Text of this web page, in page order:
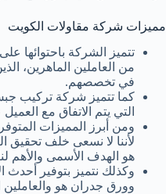
مميزات شركة مقاولات الكويت
تتميز الشركة باحتوائها
في تخصصهم.
كما تتميز شركة تركيب جبس
التي يتم الاتفاق مع العميل
ومن أبرز المميزات
لأننا لا نسعى خلف تحقيق
هو الهدف الأسمى والأهم
وكذلك نتميز بتوفير أحدث
وورق جدران هو والعاملين